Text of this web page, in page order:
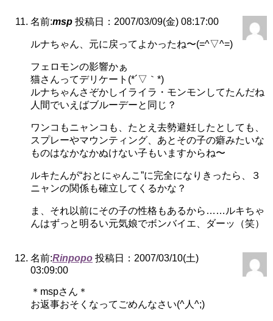
名前:msp 投稿日：2007/03/09(金) 08:17:00
ルナちゃん、元に戻ってよかったね〜(=^▽^=)
フェロモンの影響かぁ
猫さんってデリケート(*´▽｀*)
ルナちゃんさぞかしイライラ・モンモンしてたんだね
人間でいえばブルーデーと同じ？
ワンコもニャンコも、たとえ去勢避妊したとしても、
スプレーやマウンティング、あとその子の癖みたいな
ものはなかなかぬけない子もいますからね〜
ルキたんが“おとにゃんこ”に完全になりきったら、３
ニャンの関係も確立してくるかな？
ま、それ以前にその子の性格もあるから……ルキちゃ
んはずっと明るい元気娘でボンバイエ、ダーッ（笑）
名前:Rinpopo 投稿日：2007/03/10(土)
03:09:00
＊mspさん＊
お返事おそくなってごめんなさい(^人^;)